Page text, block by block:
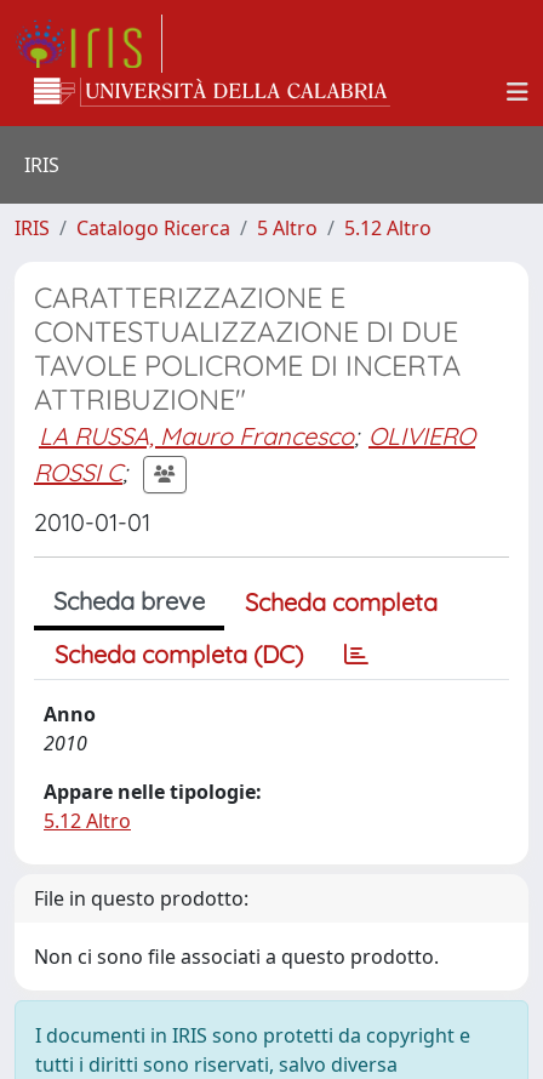
IRIS
IRIS Catalogo Ricerca 5 Altro 5.12 Altro
CARATTERIZZAZIONE E
CONTESTUALIZZAZIONE DI DUE
TAVOLE POLICROME DI INCERTA
ATTRIBUZIONE"
LA RUSSA, Mauro Francesco; OLIVIERO
ROSSI C;
2010-01-01
Scheda breve
Scheda completa
Scheda completa (DC)
Anno
2010
Appare nelle tipologie:
5.12 Altro
File in questo prodotto:
Non ci sono file associati a questo prodotto.
I documenti in IRIS sono protetti da copyright e
tutti i diritti sono riservati, salvo diversa